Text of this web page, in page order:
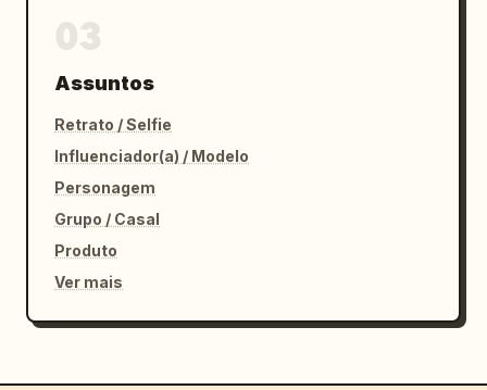
Assuntos
Retrato / Selfie
Influenciador(a) / Modelo
Personagem
Grupo / Casal
Produto
Ver mais